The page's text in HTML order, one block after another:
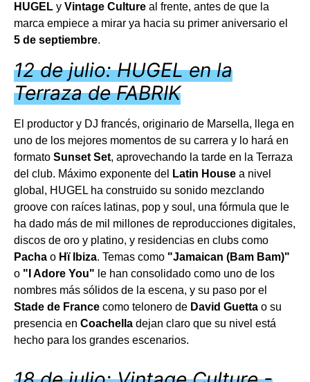
HUGEL y Vintage Culture al frente, antes de que la
marca empiece a mirar ya hacia su primer aniversario el
5 de septiembre.
12 de julio: HUGEL en la
Terraza de FABRIK
El productor y DJ francés, originario de Marsella, llega en
uno de los mejores momentos de su carrera y lo hará en
formato Sunset Set, aprovechando la tarde en la Terraza
del club. Máximo exponente del
Latin House a nivel
global, HUGEL ha construido su sonido mezclando
groove con raíces latinas, pop y soul, una fórmula que le
ha dado más de mil millones de reproducciones digitales,
discos de oro y platino, y residencias en clubs como
Pacha o Hï Ibiza. Temas como "Jamaican (Bam Bam)"
o "I Adore You" le han consolidado como uno de los
nombres más sólidos de la escena, y su paso por el
Stade de France como telonero de David Guetta o su
presencia en Coachella dejan claro que su nivel está
hecho para los grandes escenarios.